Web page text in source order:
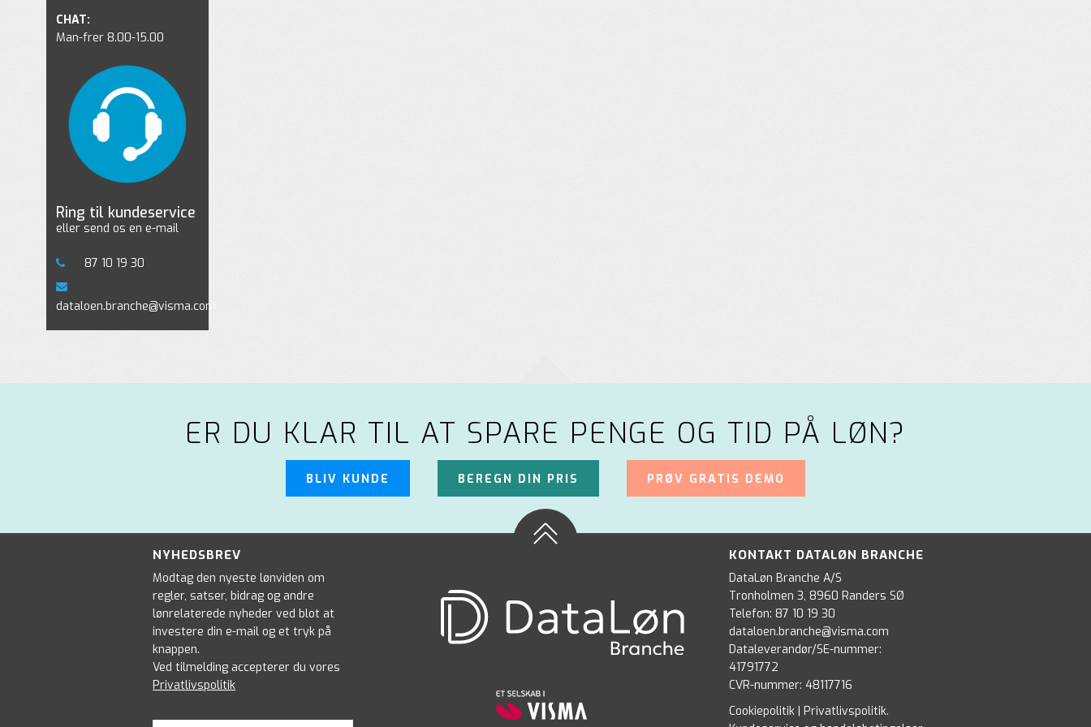
CHAT:
Man-frer 8.00-15.00
Ring til kundeservice
eller send os en e-mail
87 10 19 30
dataloen.branche@visma.com
ER DU KLAR TIL AT SPARE PENGE OG TID PÅ LØN?
BLIV KUNDE BEREGN DIN PRIS PRØV GRATIS DEMO
NYHEDSBREV
Modtag den nyeste lønviden om
regler, satser, bidrag og andre
lønrelaterede nyheder ved blot at
investere din e-mail og et tryk på
knappen.
Ved tilmelding accepterer du vores
Privatlivspolitik
KONTAKT DATALØN BRANCHE
DataLøn Branche A/S
Tronholmen 3, 8960 Randers SØ
Telefon: 87 10 19 30
dataloen.branche@visma.com
Dataleverandør/SE-nummer:
41791772
CVR-nummer: 48117716
Cookiepolitik| Privatlivspolitik.